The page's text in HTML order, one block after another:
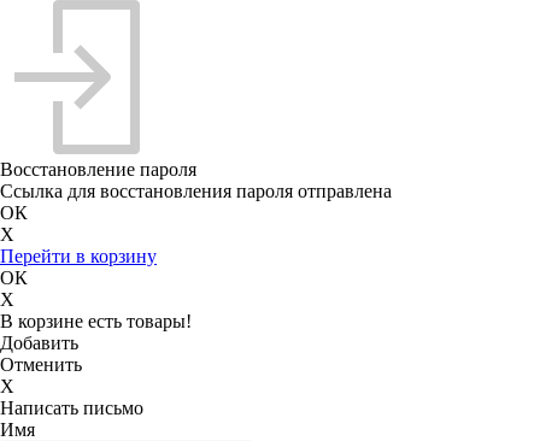
Восстановление пароля
Ссылка для восстановления пароля отправлена
ОК
X
Перейти в корзину
ОК
X
В корзине есть товары!
Добавить
Отменить
X
Написать письмо
Имя